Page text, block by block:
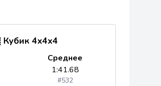
Кубик 4x4x4
Среднее
1:41.68
#532